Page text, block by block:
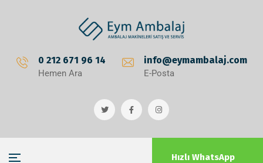
0 212 671 96 14
Hemen Ara
info@eymambalaj.com
E-Posta
Hızlı WhatsApp